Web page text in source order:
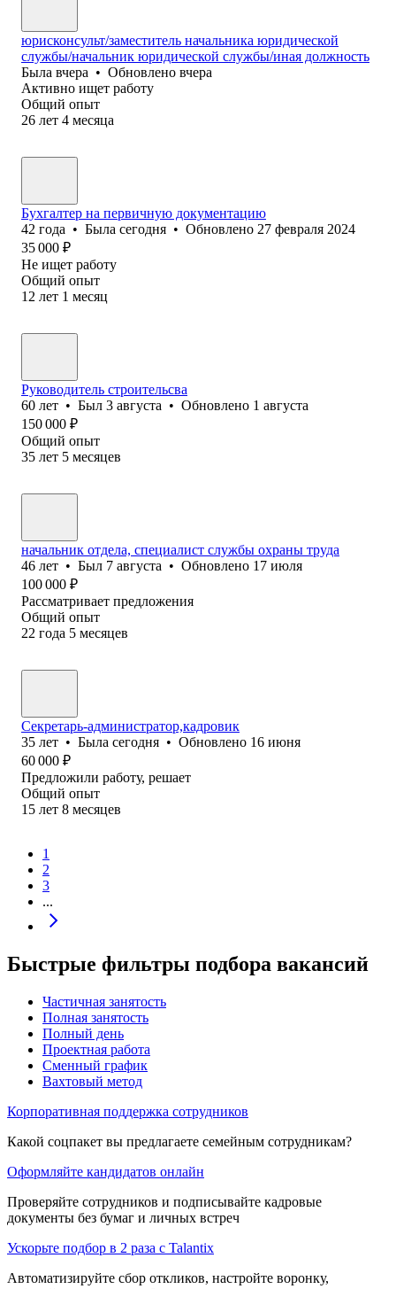
юрисконсульт/заместитель начальника юридической
службы/начальник юридической службы/иная должность
Была вчера • Обновлено вчера
Активно ищет работу
Общий опыт
26 лет 4 месяца
Бухгалтер на первичную документацию
42 года • Была сегодня • Обновлено 27 февраля 2024
35 000 ₽
Не ищет работу
Общий опыт
12 лет 1 месяц
Руководитель строительсва
60 лет • Был 3 августа • Обновлено 1 августа
150 000 ₽
Общий опыт
35 лет 5 месяцев
начальник отдела, специалист службы охраны труда
46 лет • Был 7 августа • Обновлено 17 июля
100 000 ₽
Рассматривает предложения
Общий опыт
22 года 5 месяцев
Секретарь-администратор,кадровик
35 лет • Была сегодня • Обновлено 16 июня
60 000 ₽
Предложили работу, решает
Общий опыт
15 лет 8 месяцев
1
2
3
...
Быстрые фильтры подбора вакансий
Частичная занятость
Полная занятость
Полный день
Проектная работа
Сменный график
Вахтовый метод
Корпоративная поддержка сотрудников
Какой соцпакет вы предлагаете семейным сотрудникам?
Оформляйте кандидатов онлайн
Проверяйте сотрудников и подписывайте кадровые
документы без бумаг и личных встреч
Ускорьте подбор в 2 раза с Talantix
Автоматизируйте сбор откликов, настройте воронку,